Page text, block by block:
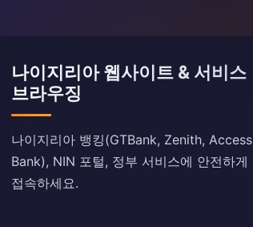
나이지리아 웹사이트 & 서비스
브라우징
나이지리아 뱅킹(GTBank, Zenith, Access
Bank), NIN 포털, 정부 서비스에 안전하게
접속하세요.